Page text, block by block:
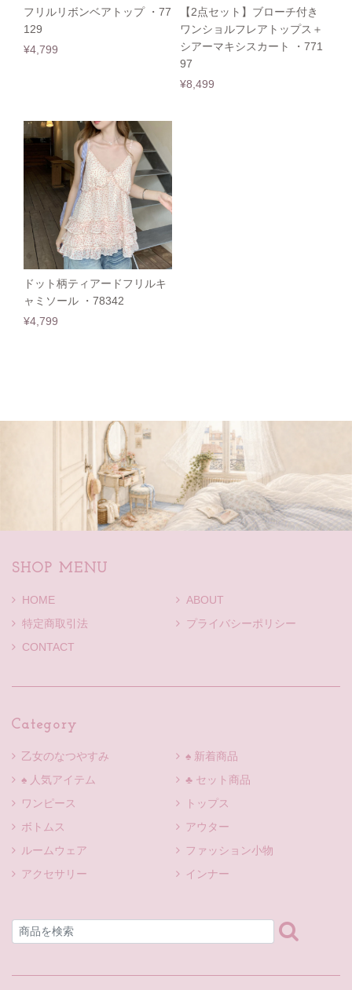
フリルリボンベアトップ ・77
129
¥4,799
【2点セット】ブローチ付き
ワンショルフレアトップス＋
シアーマキシスカート ・771
97
¥8,499
ドット柄ティアードフリルキ
ャミソール ・78342
¥4,799
SHOP MENU
HOME
ABOUT
特定商取引法
プライバシーポリシー
CONTACT
Category
乙女のなつやすみ
♠ 新着商品
♠ 人気アイテム
♣ セット商品
ワンピース
トップス
ボトムス
アウター
ルームウェア
ファッション小物
アクセサリー
インナー